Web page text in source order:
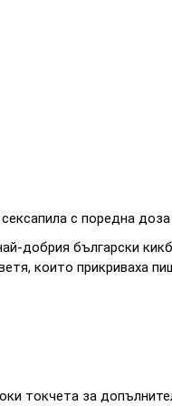
с поредна
добрия български
които прикриваха
токчета за